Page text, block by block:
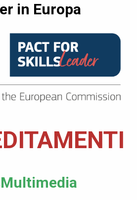
in Europa